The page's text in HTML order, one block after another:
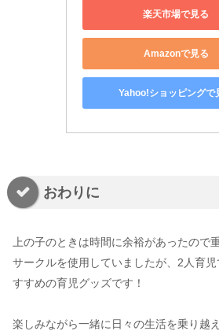
楽天市場で見る
Amazonで見る
Yahoo!ショッピングで
おわりに
上の子のときは時間に余裕があったので
サークルを使用していましたが、2人育
すすめの育児グッズです！
楽しみながら一緒に日々の生活を乗り越